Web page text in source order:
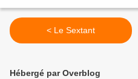
< Le Sextant
Hébergé par Overblog